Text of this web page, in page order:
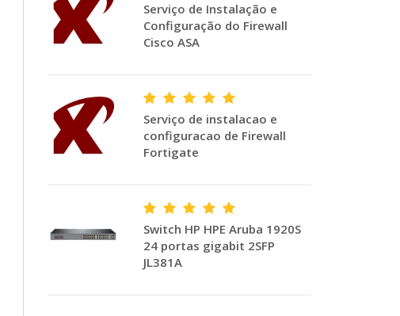
Serviço de Instalação e
Configuração do Firewall
Cisco ASA
Serviço de instalacao e
configuracao de Firewall
Fortigate
Switch HP HPE Aruba 1920S
24 portas gigabit 2SFP
JL381A